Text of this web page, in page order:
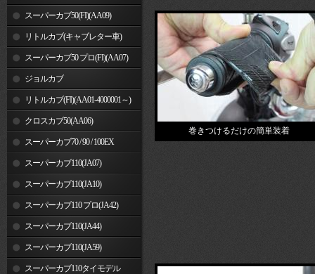
～) スーパーカブ50(FI)(AA09)
リトルカブ(キャブレター車)
スーパーカブ50 プロ(FI)(AA07)
ジョルカブ
リトルカブ(FI)(AA01-4000001～)
クロスカブ50(AA06)
スーパーカブ70 / 90 / 100EX
スーパーカブ110(JA07)
スーパーカブ110(JA10)
スーパーカブ110 プロ(JA42)
スーパーカブ110(JA44)
スーパーカブ110(JA59)
スーパーカブ110タイモデル
巻きつけるだけの簡単装着